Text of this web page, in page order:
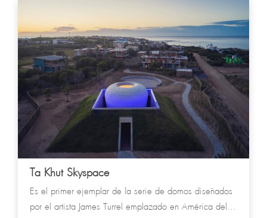
Ta Khut Skyspace
Es el primer ejemplar de la serie de domos diseñados
por el artista James Turrel emplazado en América del